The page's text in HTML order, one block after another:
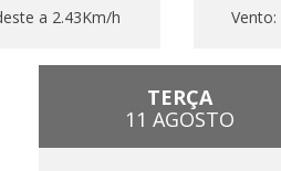
a 2.43Km/h
Vento:
TERÇA
11 AGOSTO